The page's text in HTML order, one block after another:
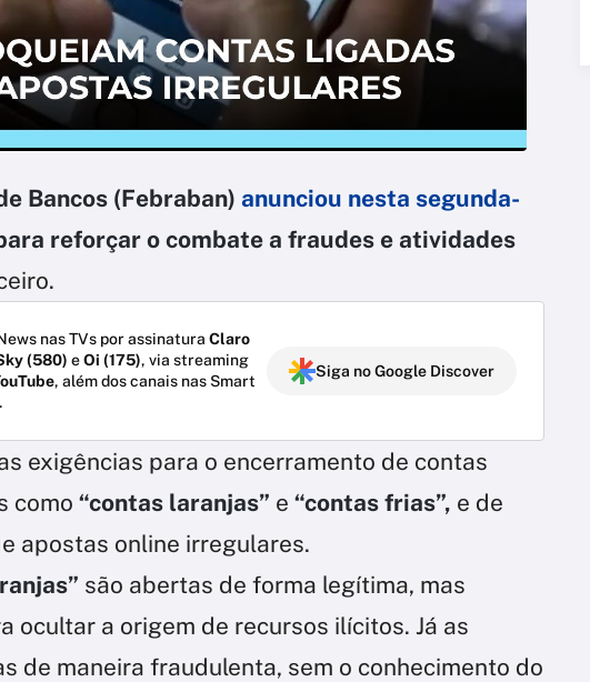
Bancos (Febraban) anunciou nesta segunda-
reforçar o combate a fraudes e atividades
nas TVs por assinatura Claro
(580) eOi (175), via streaming
, além dos canais nas Smart
.
Siga no Google Discover
exigências para o encerramento de contas
como “contas laranjas” e “contas frias”, e de
apostas online irregulares.
são abertas de forma legítima, mas
ocultar a origem de recursos ilícitos. Já as
de maneira fraudulenta, sem o conhecimento do